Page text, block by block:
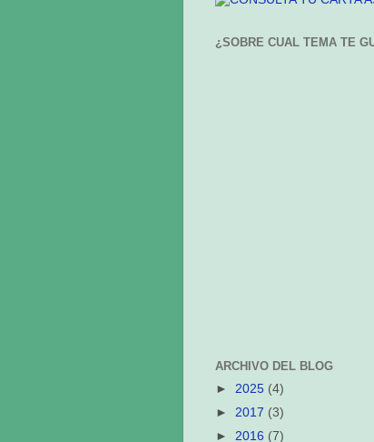
¿SOBRE CUAL TEMA TE
ARCHIVO DEL BLOG
► 2025 (4)
► 2017 (3)
► 2016 (7)